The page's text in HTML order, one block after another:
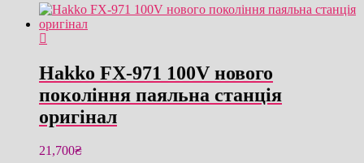
Hakko FX-971 100V нового
покоління паяльна станція
оригінал
21,700₴